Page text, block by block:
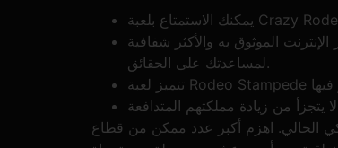
الموثوق به والأكثر شفافية
لمساعدتك على الحقائق.
الحالي. اهزم أكبر عدد ممكن من قطاع